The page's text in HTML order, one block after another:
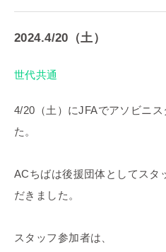
2024.4/20（土）
世代共通
4/20（土）にJFAでアソビニ
た。
ACちばは後援団体としてスタ
だきました。
スタッフ参加者は、